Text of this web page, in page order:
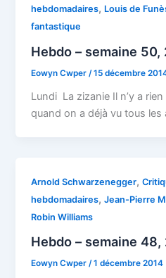
hebdomadaires, Louis de
fantastique
Hebdo – semaine 50,
Eowyn Cwper/15 décembre
Lundi La zizanie Il n’y a
quand on a déjà vu tous les
Arnold Schwarzenegger,
hebdomadaires,Jean-Pierre
Robin Williams
Hebdo – semaine 48,
Eowyn Cwper/1 décembre 2014